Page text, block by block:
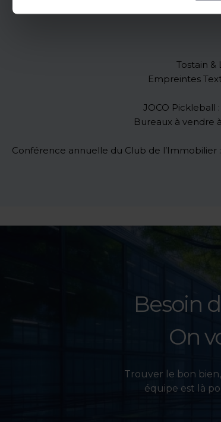
Tostain &
Empreintes
JOCO Pickleball
Bureaux à vendre
Conférence annuelle du Club de
Besoin
On
Trouver le bon
équipe est là